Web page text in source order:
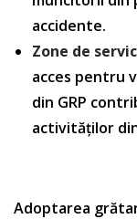
accidente.
Zone de
acces pentru
din GRP
activităților
Adoptarea